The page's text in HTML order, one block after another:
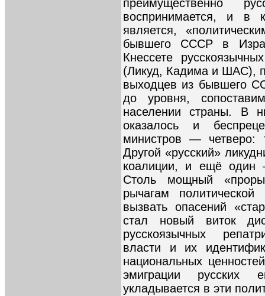
преимущественно
воспринимается, и в
является,
бывшего СССР в
Кнессете
(Ликуд, Кадима и ШАС),
выходцев из бывшего
до уровня,
населении страны. В
оказалось и
министров —
Другой «русский»
коалиции, и ещё один
Столь мощный
рычагам
вызвать опасений
стал новый виток
русскоязычных
власти и их
национальных
эмиграции русских
укладывается в эти